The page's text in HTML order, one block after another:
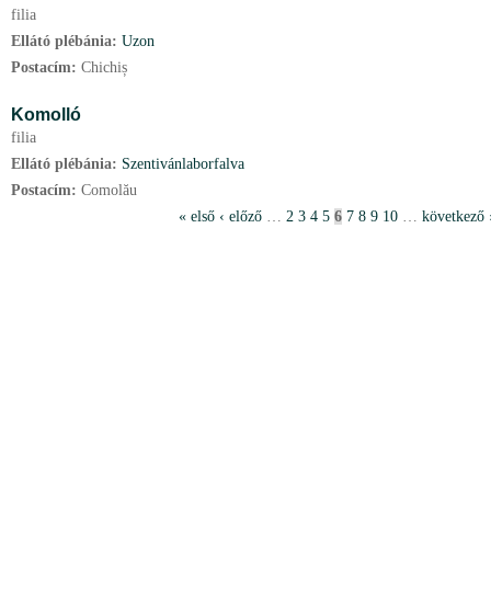
filia
Ellátó plébánia: Uzon
Postacím: Chichiș
Komolló
filia
Ellátó plébánia: Szentivánlaborfalva
Postacím: Comolău
« első ‹ előző … 2 3 4 5 6 7 8 9 10 … következő